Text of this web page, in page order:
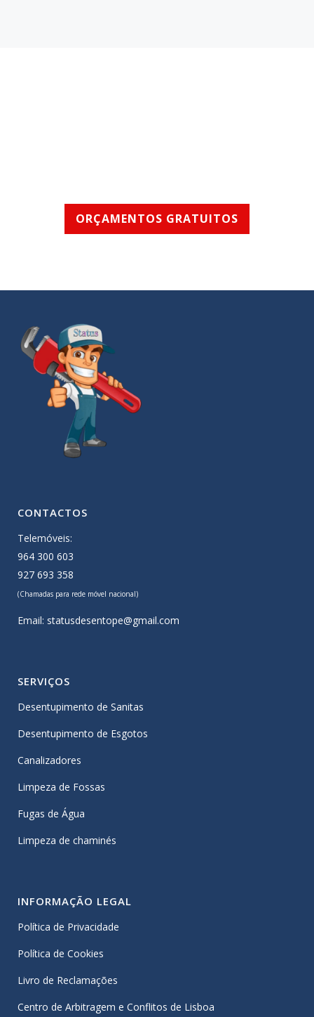
ORÇAMENTOS GRATUITOS
CONTACTOS
Telemóveis:
964 300 603
927 693 358
(Chamadas para rede móvel nacional)
Email: statusdesentope@gmail.com
SERVIÇOS
Desentupimento de Sanitas
Desentupimento de Esgotos
Canalizadores
Limpeza de Fossas
Fugas de Água
Limpeza de chaminés
INFORMAÇÃO LEGAL
Política de Privacidade
Política de Cookies
Livro de Reclamações
Centro de Arbitragem e Conflitos de Lisboa